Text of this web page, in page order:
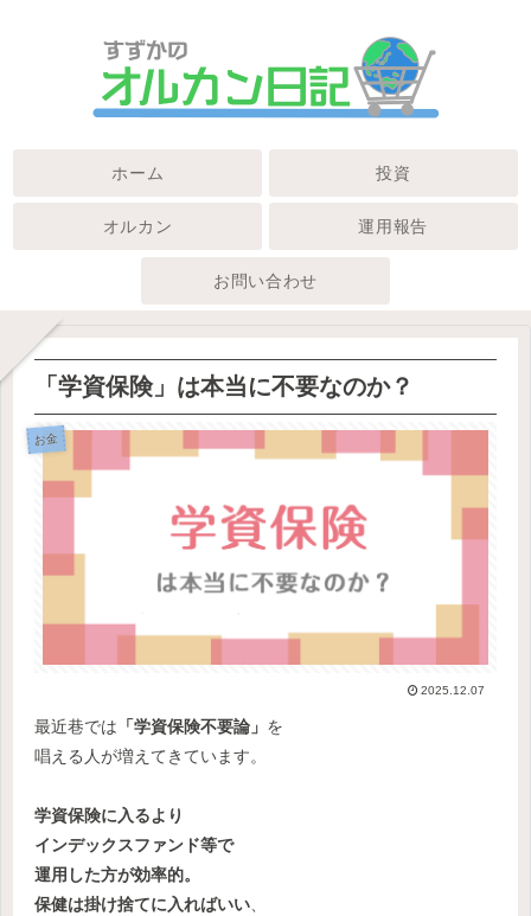
ホーム 投資
オルカン 運用報告
お問い合わせ
「学資保険」は本当に不要なのか？
お金
2025.12.07
最近巷では 「学資保険不要論」 を
唱える人が増えてきています。
学資保険に入るより
インデックスファンド等で
運用した方が効率的。
保健は掛け捨てに入ればいい、